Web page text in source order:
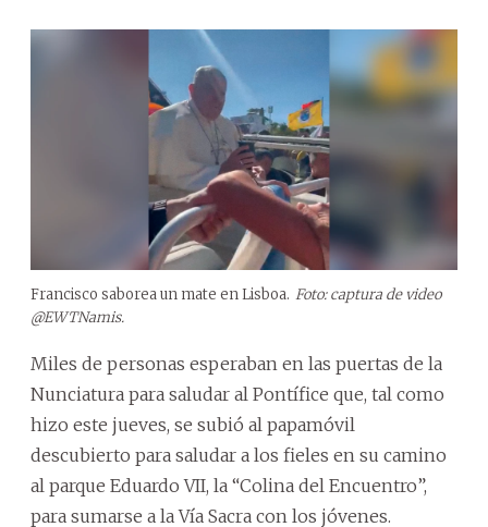
Francisco saborea un mate en Lisboa. Foto: captura de video
@EWTNamis.
Miles de personas esperaban en las puertas de la
Nunciatura para saludar al Pontífice que, tal como
hizo este jueves, se subió al papamóvil
descubierto para saludar a los fieles en su camino
al parque Eduardo VII, la “Colina del Encuentro”,
para sumarse a la Vía Sacra con los jóvenes.